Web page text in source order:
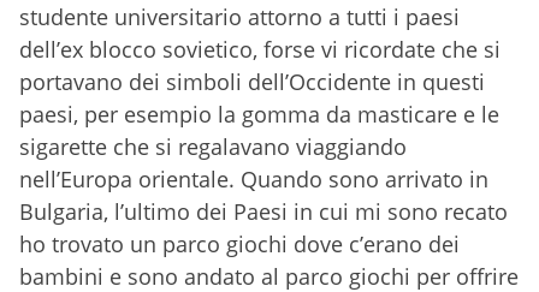
studente universitario attorno a tutti i paesi
dell’ex blocco sovietico, forse vi ricordate che si
portavano dei simboli dell’Occidente in questi
paesi, per esempio la gomma da masticare e le
sigarette che si regalavano viaggiando
nell’Europa orientale. Quando sono arrivato in
Bulgaria, l’ultimo dei Paesi in cui mi sono recato
ho trovato un parco giochi dove c’erano dei
bambini e sono andato al parco giochi per offrire